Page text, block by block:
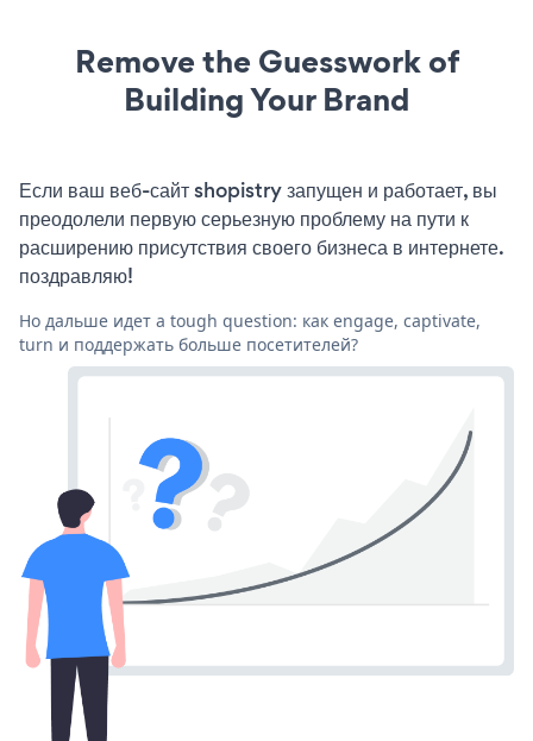
Remove the Guesswork of
Building Your Brand
Если ваш веб-сайт shopistry запущен и работает, вы
преодолели первую серьезную проблему на пути к
расширению присутствия своего бизнеса в интернете.
поздравляю!
Но дальше идет a tough question: как engage, captivate,
turn и поддержать больше посетителей?